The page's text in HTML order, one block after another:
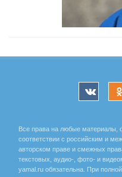
Все права на любые материалы,
соответствии с российским и
авторском праве и смежных
текстовых, аудио-, фото- и
yamal.ru обязательна. При